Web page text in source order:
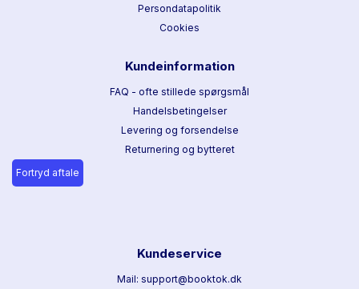
Persondatapolitik
Cookies
Kundeinformation
FAQ - ofte stillede spørgsmål
Handelsbetingelser
Levering og forsendelse
Returnering og bytteret
Fortryd aftale
Kundeservice
Mail: support@booktok.dk